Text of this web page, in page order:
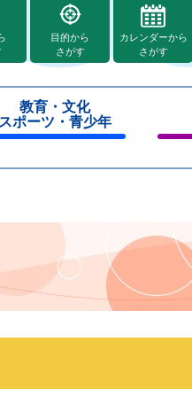
目的から
さがす
カレンダーから
さがす
教育・文化
スポーツ・青少年
じ